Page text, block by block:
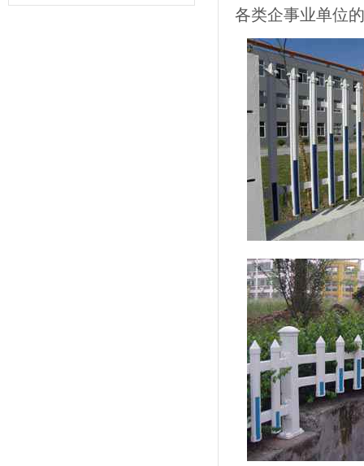
各类企事业单位